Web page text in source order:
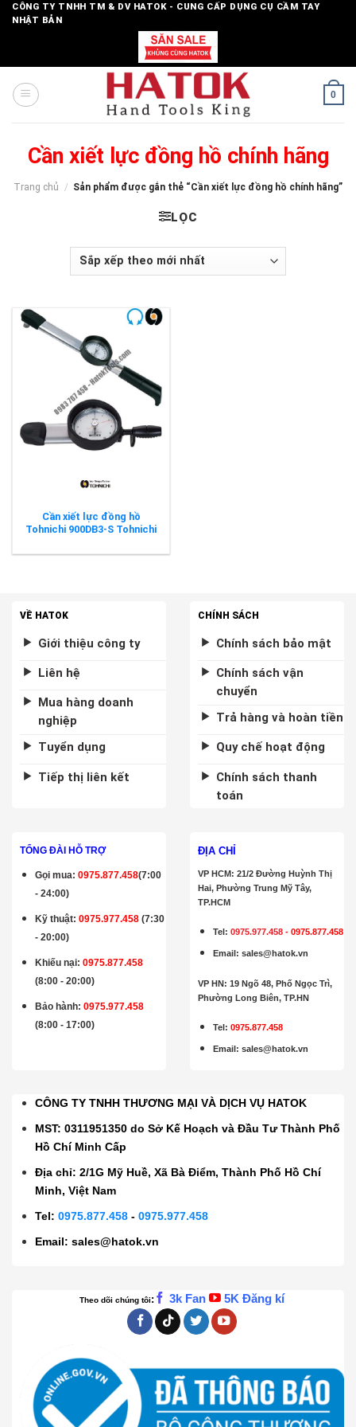
SkipCÔNG TY TNHH TM & DV HATOK - CUNG CẤP DỤNG CỤ CẦM TAY
NHẬT BẢN
0
Cần xiết lực đồng hồ chính hãng
Trang chủ / Sản phẩm được gắn thẻ “Cần xiết lực đồng hồ chính hãng”
LỌC
Cần xiết lực đồng hồ
Tohnichi 900DB3-S Tohnichi
VỀ HATOK
Giới thiệu công ty
Liên hệ
Mua hàng doanh
nghiệp
Tuyển dụng
Tiếp thị liên kết
CHÍNH SÁCH
Chính sách bảo mật
Chính sách vận
chuyển
Trả hàng và hoàn tiền
Quy chế hoạt động
Chính sách thanh
toán
TỔNG ĐÀI HỖ TRỢ
Gọi mua:0975.877.458(7:00
- 24:00)
Kỹ thuật:0975.977.458 (7:30
- 20:00)
Khiếu nại: 0975.877.458
(8:00 - 20:00)
Bảo hành:0975.977.458
(8:00 - 17:00)
ĐỊA CHỈ
VP HCM: 21/2 Đường Huỳnh Thị
Hai, Phường Trung Mỹ Tây,
TP.HCM
Tel:0975.977.458 -0975.877.458
Email :sales@hatok.vn
VP HN: 19 Ngõ 48, Phố Ngọc Trì,
Phường Long Biên, TP.HN
Tel: 0975.877.458
Email:sales@hatok.vn
CÔNG TY TNHH THƯƠNG MẠI VÀ DỊCH VỤ HATOK
MST: 0311951350 do Sở Kế Hoạch và Đầu Tư Thành Phố
Hồ Chí Minh Cấp
Địa chỉ: 2/1G Mỹ Huề, Xã Bà Điểm, Thành Phố Hồ Chí
Minh, Việt Nam
Tel:0975.877.458 -0975.977.458
Email:sales@hatok.vn
Theo dõi chúng tôi: 3k Fan 5K Đăng kí